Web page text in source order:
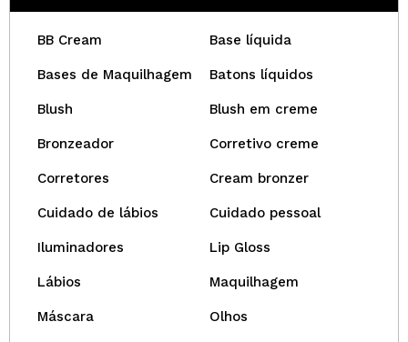
BB Cream Base líquida
Bases de Maquilhagem Batons líquidos
Blush Blush em creme
Bronzeador Corretivo creme
Corretores Cream bronzer
Cuidado de lábios Cuidado pessoal
Iluminadores Lip Gloss
Lábios Maquilhagem
Máscara Olhos